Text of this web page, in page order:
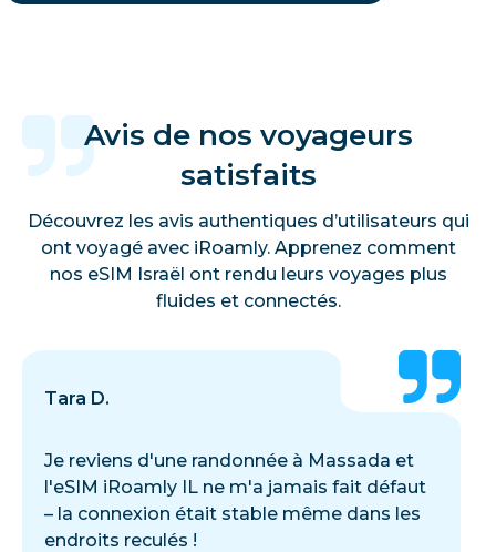
Avis de nos voyageurs
satisfaits
Découvrez les avis authentiques d’utilisateurs qui
ont voyagé avec iRoamly. Apprenez comment
nos eSIM Israël ont rendu leurs voyages plus
fluides et connectés.
Tara D.
Je reviens d'une randonnée à Massada et
l'eSIM iRoamly IL ne m'a jamais fait défaut
– la connexion était stable même dans les
endroits reculés !